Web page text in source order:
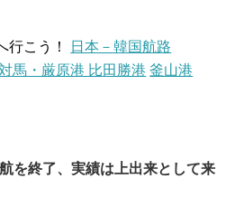
行こう！
日本－韓国航路
対馬・厳原港 比田勝港 釜山港
を終了、実績は上出来として来